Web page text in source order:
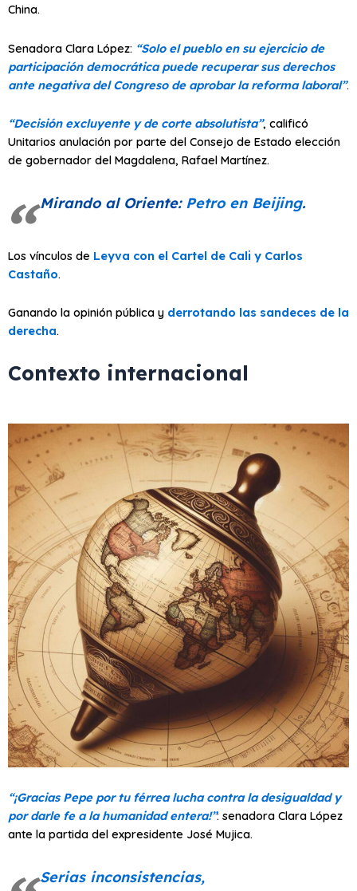
China.
Senadora Clara López: “Solo el pueblo en su ejercicio de
participación democrática puede recuperar sus derechos
ante negativa del Congreso de aprobar la reforma laboral”.
“Decisión excluyente y de corte absolutista”, calificó
Unitarios anulación por parte del Consejo de Estado elección
de gobernador del Magdalena, Rafael Martínez.
Mirando al Oriente: Petro en Beijing.
Los vínculos de Leyva con el Cartel de Cali y Carlos
Castaño.
Ganando la opinión pública y derrotando las sandeces de la
derecha.
Contexto internacional
“¡Gracias Pepe por tu férrea lucha contra la desigualdad y
por darle fe a la humanidad entera!”: senadora Clara López
ante la partida del expresidente José Mujica.
Serias inconsistencias,